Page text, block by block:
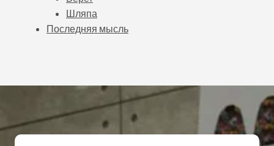
Шляпа
Последняя мысль